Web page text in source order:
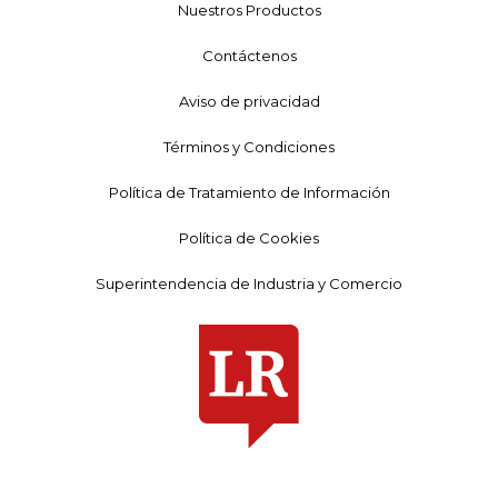
Nuestros Productos
Contáctenos
Aviso de privacidad
Términos y Condiciones
Política de Tratamiento de Información
Política de Cookies
Superintendencia de Industria y Comercio